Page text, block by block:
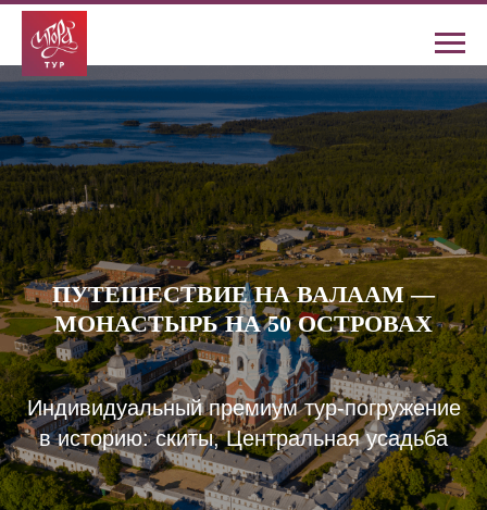
ПУТЕШЕСТВИЕ НА ВАЛААМ —
МОНАСТЫРЬ НА 50 ОСТРОВАХ
Индивидуальный премиум тур-погружение
в историю: скиты, Центральная усадьба